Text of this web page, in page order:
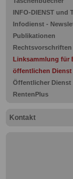
INFO-DIENST und
Infodienst -
Publikationen
Rechtsvorschriften
Linksammlung für
öffentlichen Dienst
Öffentlicher Dienst
RentenPlus
Kontakt